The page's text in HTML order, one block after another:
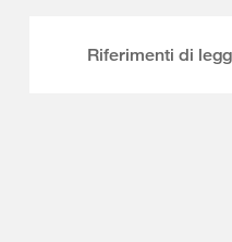
Riferimenti di